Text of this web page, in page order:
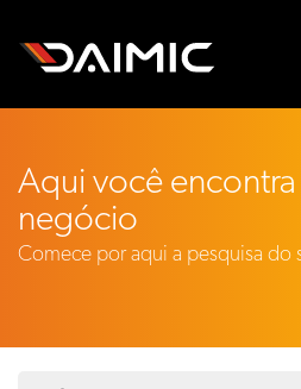
Aqui você
negócio
Comece por aqui a pesquisa do